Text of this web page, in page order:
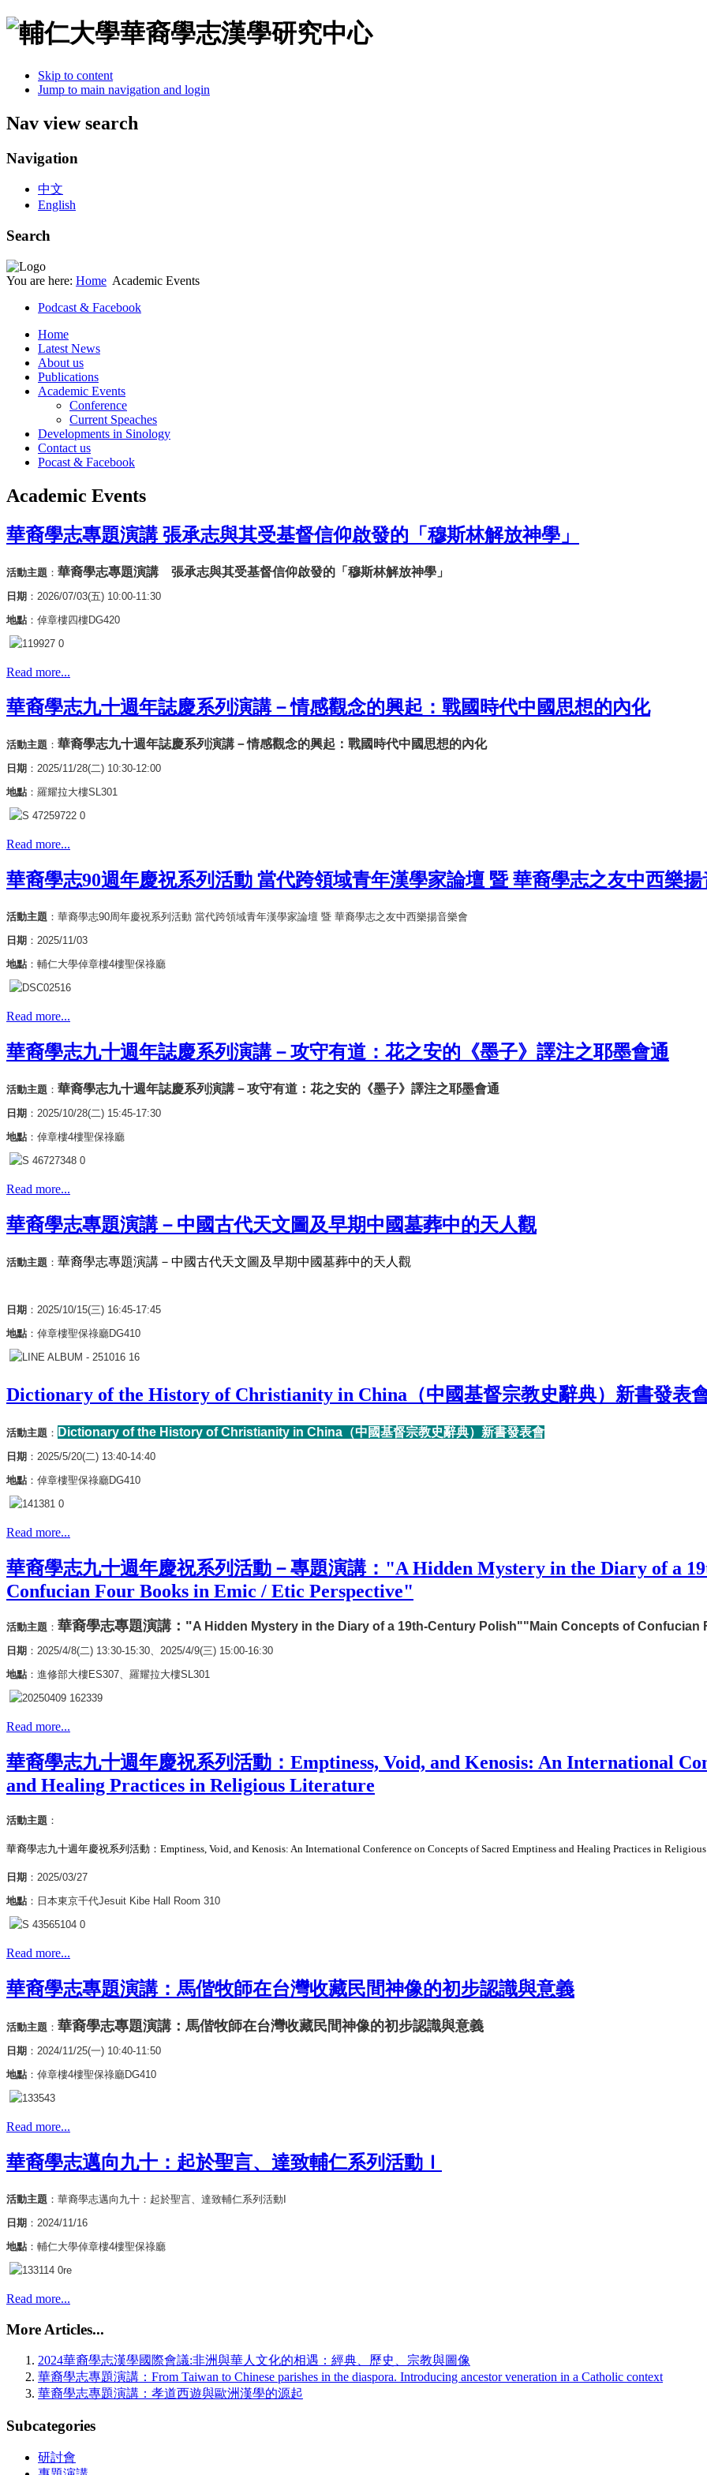
Skip to content
Jump to main navigation and login
Nav view search
Navigation
中文
English
Search
You are here: Home Academic Events
Podcast & Facebook
Home
Latest News
About us
Publications
Academic Events
Conference
Current Speaches
Developments in Sinology
Contact us
Pocast & Facebook
Academic Events
華裔學志專題演講 張承志與其受基督信仰啟發的「穆斯林解放神學」
活動主題 ： 華裔學志專題演講 張承志與其受基督信仰啟發的「穆斯林解放神學」
日期 ：2026/07/03(五) 10:00-11:30
地點 ：倬章樓四樓DG420
Read more...
華裔學志九十週年誌慶系列演講－情感觀念的興起：戰國時代中國思想的內化
活動主題 ： 華裔學志九十週年誌慶系列演講－情感觀念的興起：戰國時代中國思想的內化
日期 ：2025/11/28(二) 10:30-12:00
地點 ：羅耀拉大樓SL301
Read more...
華裔學志90週年慶祝系列活動 當代跨領域青年漢學家論壇 暨 華裔學志之友中西樂
活動主題 ：華裔學志90周年慶祝系列活動 當代跨領域青年漢學家論壇 暨 華裔學志之友中西樂揚音樂會
日期 ：2025/11/03
地點 ：輔仁大學倬章樓4樓聖保祿廳
Read more...
華裔學志九十週年誌慶系列演講－攻守有道：花之安的《墨子》譯注之耶墨會通
活動主題 ： 華裔學志九十週年誌慶系列演講－攻守有道：花之安的《墨子》譯注之耶墨會通
日期 ：2025/10/28(二) 15:45-17:30
地點 ： 倬章樓4樓聖保祿廳
Read more...
華裔學志專題演講－中國古代天文圖及早期中國墓葬中的天人觀
活動主題 ： 華裔學志專題演講－中國古代天文圖及早期中國墓葬中的天人觀
日期 ：2025/10/15(三) 16:45-17:45
地點 ： 倬章樓聖保祿廳DG410
Dictionary of the History of Christianity in China（中國基督宗教史辭典）新書發表
活動主題 ： Dictionary of the History of Christianity in China（中國基督宗教史辭典）新書發表會
日期 ：2025/5/20(二) 13:40-14:40
地點 ： 倬章樓聖保祿廳DG410
Read more...
華裔學志九十週年慶祝系列活動－專題演講："A Hidden Mystery in the Diary of a
Confucian Four Books in Emic / Etic Perspective"
活動主題 ： 華裔學志專題演講："A Hidden Mystery in the Diary of a 19th-Century Polish"" Main Concepts of
日期 ：2025/4/8(二) 13:30-15:30、 2025/4/9(三) 15:00-16:30
地點 ： 進修部大樓ES307、羅耀拉大樓SL301
Read more...
華裔學志九十週年慶祝系列活動：Emptiness, Void, and Kenosis: An International
and Healing Practices in Religious Literature
活動主題 ：
華裔學志九十週年慶祝系列活動：Emptiness, Void, and Kenosis: An International Conference on Concepts of Sacred Emptiness and Healing Practices in
日期 ：2025/03/27
地點 ：日本東京千代Jesuit Kibe Hall Room 310
Read more...
華裔學志專題演講：馬偕牧師在台灣收藏民間神像的初步認識與意義
活動主題 ： 華裔學志專題演講：馬偕牧師在台灣收藏民間神像的初步認識與意義
日期 ：2024/11/25(一) 10:40-11:50
地點 ：倬章樓4樓聖保祿廳DG410
Read more...
華裔學志邁向九十：起於聖言、達致輔仁系列活動Ｉ
活動主題 ：華裔學志邁向九十：起於聖言、達致輔仁系列活動I
日期 ：2024/11/16
地點 ：輔仁大學倬章樓4樓聖保祿廳
Read more...
More Articles...
2024華裔學志漢學國際會議:非洲與華人文化的相遇：經典、歷史、宗教與圖像
華裔學志專題演講：From Taiwan to Chinese parishes in the diaspora. Introducing ancestor veneration in a Catholic context
華裔學志專題演講：孝道西遊與歐洲漢學的源起
Subcategories
研討會